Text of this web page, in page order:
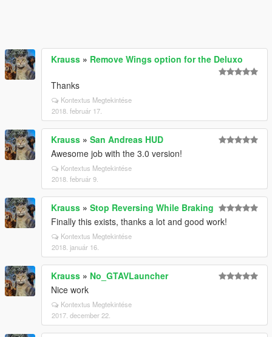
Krauss » Remove Wings option for the Deluxo
Thanks
Kontextus Megtekintése
2018. február 17.
Krauss » San Andreas HUD
Awesome job with the 3.0 version!
Kontextus Megtekintése
2018. február 9.
Krauss » Stop Reversing While Braking
Finally this exists, thanks a lot and good work!
Kontextus Megtekintése
2018. január 16.
Krauss » No_GTAVLauncher
Nice work
Kontextus Megtekintése
2017. december 22.